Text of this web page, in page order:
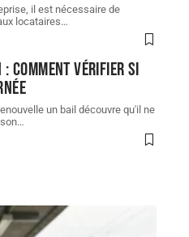
il est nécessaire de
locataires…
: comment vérifier si
un bail découvre qu'il ne
…